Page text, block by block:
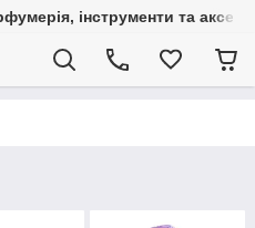
інструменти та